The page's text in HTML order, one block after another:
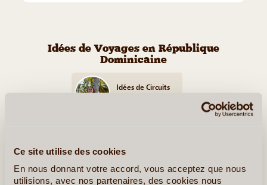
Ce site utilise des cookies
En nous donnant votre accord, vous acceptez que nous
utilisions, avec nos partenaires, des cookies nous
Idées de Voyages en République
Dominicaine
Idées de Circuits